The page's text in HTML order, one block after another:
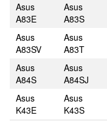
Asus
A83E
Asus
A83S
Asus
A83SV
Asus
A83T
Asus
A84S
Asus
A84SJ
Asus
K43E
Asus
K43S